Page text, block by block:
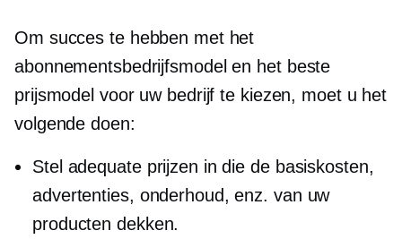
Om succes te hebben met het
abonnementsbedrijfsmodel en het beste
prijsmodel voor uw bedrijf te kiezen, moet u het
volgende doen:
Stel adequate prijzen in die de basiskosten,
advertenties, onderhoud, enz. van uw
producten dekken.